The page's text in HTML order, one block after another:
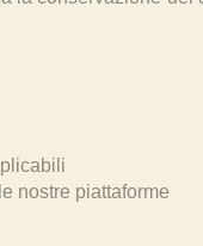
nostre piattaforme